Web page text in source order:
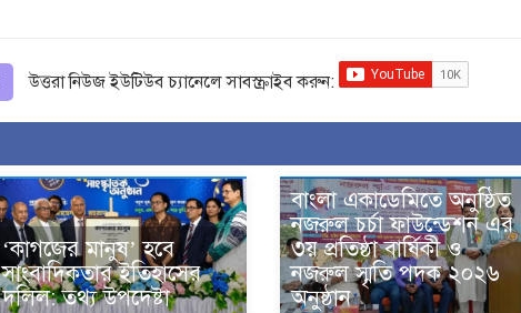
উত্তরা নিউজ ইউটিউব চ্যানেলে সাবস্ক্রাইব করুন:
‘কাগজের মানুষ’ হবে
সাংবাদিকতার ইতিহাসের
দলিল: তথ্য উপদেষ্টা
বাংলা একাডেমিতে অনুষ্ঠিত
নজরুল চর্চা ফাউন্ডেশন এর
৩য় প্রতিষ্ঠা বার্ষিকী ও
নজরুল স্মৃতি পদক ২০২৬
অনুষ্ঠান